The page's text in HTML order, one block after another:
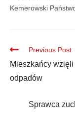
Kemerowski
Previous Post
Mieszkańcy
odpadów
Sprawca